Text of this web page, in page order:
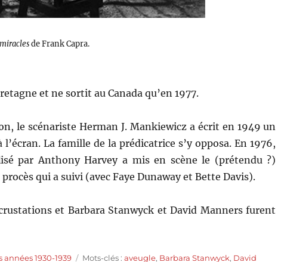
de Frank Capra.
et ne sortit au Canada qu’en 1977.
le scénariste Herman J. Mankiewicz a écrit en 1949 un
La famille de la prédicatrice s’y opposa. En 1976,
par Anthony Harvey a mis en scène le (prétendu ?)
qui a suivi (avec Faye Dunaway et Bette Davis).
et Barbara Stanwyck et David Manners furent
années 1930-1939 Étiquettes
Mots-clés :aveugle, Barbara Stanwyck, David